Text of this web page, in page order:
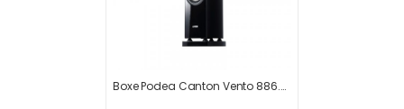
Boxe Podea Canton Vento 886.2 DC